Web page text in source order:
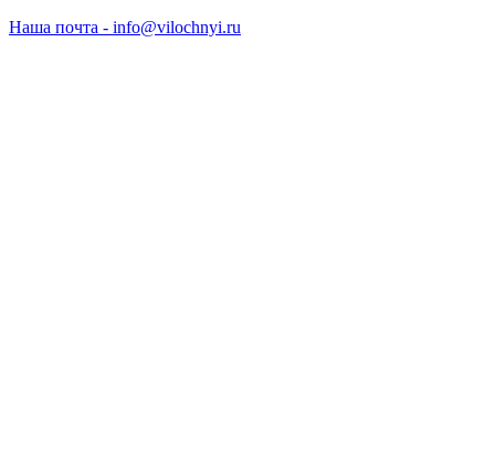
Наша почта - info@vilochnyi.ru